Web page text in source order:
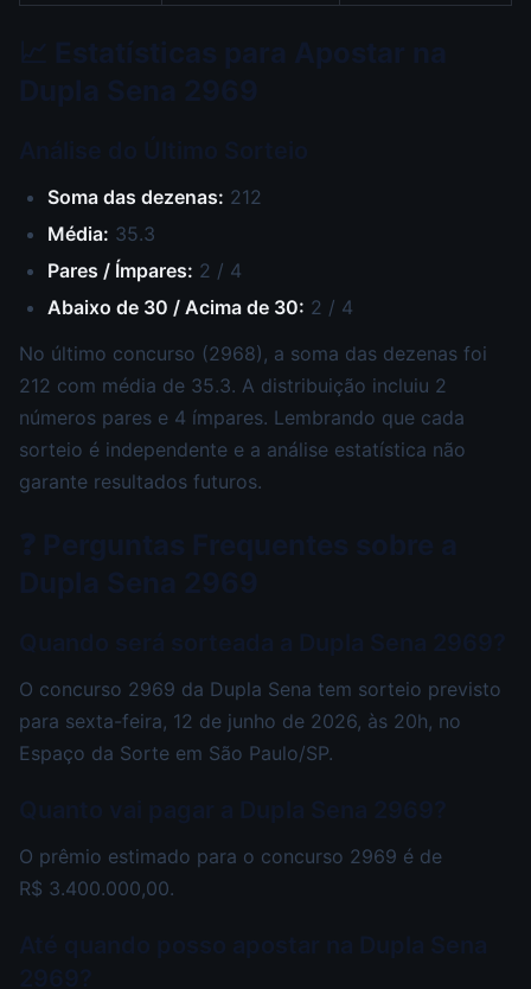
Soma das dezenas: 212
Média: 35.3
Pares / Ímpares: 2 / 4
Abaixo de 30 / Acima de 30: 2 / 4
No último concurso (2968), a soma das dezenas foi
212 com média de 35.3. A distribuição incluiu 2
números pares e 4 ímpares. Lembrando que cada
sorteio é independente e a análise estatística não
garante resultados futuros.
O concurso 2969 da Dupla Sena tem sorteio previsto
para sexta-feira, 12 de junho de 2026, às 20h, no
Espaço da Sorte em São Paulo/SP.
O prêmio estimado para o concurso 2969 é de
R$ 3.400.000,00.